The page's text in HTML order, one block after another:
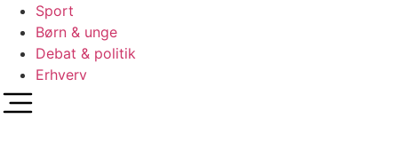
Sport
Børn & unge
Debat & politik
Erhverv